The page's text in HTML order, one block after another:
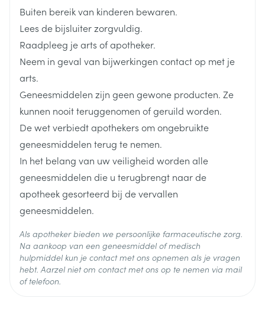
dan 4 ml bier of 2 ml wijn. Er zit een kleine
hoeveelheid alcohol in dit middel. Dit is zo weinig
dat de gebruiker hier niets van merkt.
Medica Keelspray Menthol bevat minder dan 1
mmol natrium (23 mg) per 5 verstuivingen, dat wil
zeggen dat het in wezen 'natriumvrij' is.
Lengte
Diepte 40 mm
Verpakking
1
Actieve
Ingrediënten
chloorhexidine digluconaat,
lidocaïne hydrochloride
Behoud Kamertemperatuur (15°C - 25°C)
Buiten bereik van kinderen bewaren.
Lees de bijsluiter zorgvuldig.
Raadpleeg je arts of apotheker.
Neem in geval van bijwerkingen contact op met je
arts.
Geneesmiddelen zijn geen gewone producten. Ze
kunnen nooit teruggenomen of geruild worden.
De wet verbiedt apothekers om ongebruikte
geneesmiddelen terug te nemen.
In het belang van uw veiligheid worden alle
geneesmiddelen die u terugbrengt naar de
apotheek gesorteerd bij de vervallen
geneesmiddelen.
Als apotheker bieden we persoonlijke farmaceutische zorg.
Na aankoop van een geneesmiddel of medisch
hulpmiddel kun je contact met ons opnemen als je vragen
hebt. Aarzel niet om contact met ons op te nemen via mail
of telefoon.